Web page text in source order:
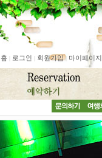
홈 로그인 회원가입| 마이페이지